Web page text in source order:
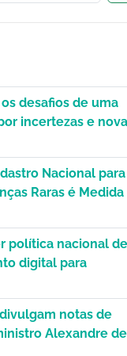
desafios de uma
incertezas e
Nacional para
Raras é Medida
política nacional de
digital para
notas de
Alexandre de